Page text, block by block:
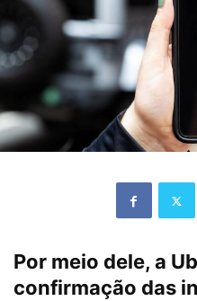
Por meio dele, a
confirmação das